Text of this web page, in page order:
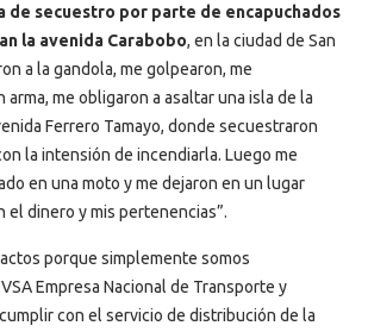
de secuestro por parte de encapuchados
la avenida Carabobo, en la ciudad de San
a la gandola, me golpearon, me
arma, me obligaron a asaltar una isla de la
Ferrero Tamayo, donde secuestraron
la intensión de incendiarla. Luego me
en una moto y me dejaron en un lugar
el dinero y mis pertenencias”.
porque simplemente somos
Empresa Nacional de Transporte y
con el servicio de distribución de la